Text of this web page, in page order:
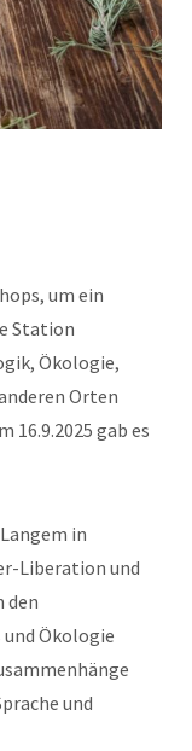
um ein
Station
Ökologie,
Orten
16.9.2025 gab es
in
Liberation und
den
Ökologie
und